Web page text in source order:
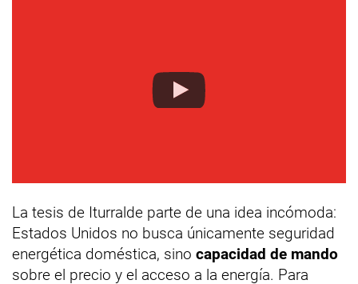
La tesis de Iturralde parte de una idea incómoda:
Estados Unidos no busca únicamente seguridad
energética doméstica, sino capacidad de mando
sobre el precio y el acceso a la energía. Para